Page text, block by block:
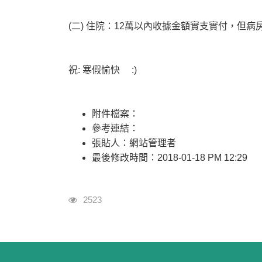
(二) 住院：12萬以內收據金額實支實付，但病
祝: 寒假愉快 :)
附件檔案：
參考連結：
張貼人：網站管理者
最後修改時間：2018-01-18 PM 12:29
瀏覽人次
2523